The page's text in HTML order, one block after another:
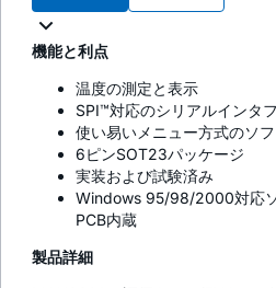
機能と利点
温度の測定と表示
SPI™対応のシリアルインタ
使い易いメニュー方式のソ
6ピンSOT23パッケージ
実装および試験済み
Windows 95/98/2000対応
PCB内蔵
製品詳細